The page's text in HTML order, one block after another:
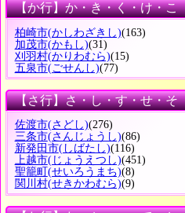
【か行】か・き・く・け・こ
柏崎市(かしわざきし)(163)
加茂市(かもし)(31)
刈羽村(かりわむら)(15)
五泉市(ごせんし)(77)
【さ行】さ・し・す・せ・そ
佐渡市(さどし)(276)
三条市(さんじょうし)(86)
新発田市(しばたし)(116)
上越市(じょうえつし)(451)
聖籠町 (せいろうまち)(8)
関川村(せきかわむら)(9)